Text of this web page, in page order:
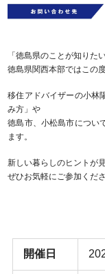
「徳島県のことが知りた
徳島県関西本部ではこの
移住アドバイザーの小林
み方」や
徳島市、小松島市につい
ます。
新しい暮らしのヒントが
ぜひお気軽にご参加くだ
開催日